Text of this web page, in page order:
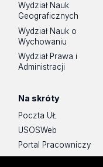
Wydział Nauk
Geograficznych
Wydział Nauk o
Wychowaniu
Wydział Prawa i
Administracji
Na skróty
Poczta UŁ
USOSWeb
Portal Pracowniczy
Baza Aktów Własnych